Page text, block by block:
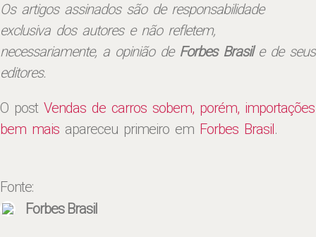
Os artigos assinados são de responsabilidade
exclusiva dos autores e não refletem,
necessariamente, a opinião de Forbes Brasile de seus
editores.
O post Vendas de carros sobem, porém, importações
bem mais apareceu primeiro em Forbes Brasil.
Fonte:
Forbes Brasil